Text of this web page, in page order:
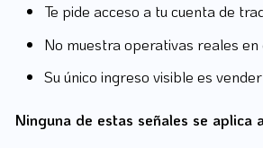
Te pide acceso a tu cuenta de
No muestra operativas reales en
Su único ingreso visible es
Ninguna de estas señales se aplica